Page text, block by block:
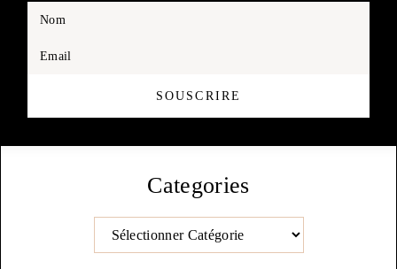
Nom
Email
SOUSCRIRE
Categories
Catégories